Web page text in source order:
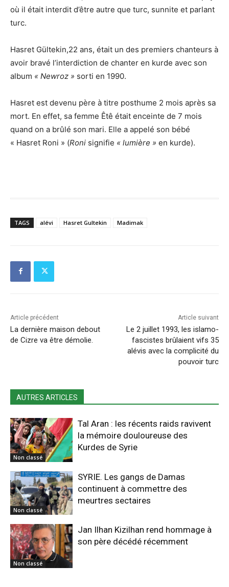
où il était interdit d’être autre que turc, sunnite et parlant
turc.
Hasret Gültekin,22 ans, était un des premiers chanteurs à
avoir bravé l’interdiction de chanter en kurde avec son
album « Newroz » sorti en 1990.
Hasret est devenu père à titre posthume 2 mois après sa
mort. En effet, sa femme Êtê était enceinte de 7 mois
quand on a brûlé son mari. Elle a appelé son bébé
« Hasret Roni » (Roni signifie « lumière » en kurde).
TAGS alévi Hasret Gultekin Madimak
Article précédent
La dernière maison debout
de Cizre va être démolie.
Article suivant
Le 2 juillet 1993, les islamo-
fascistes brûlaient vifs 35
alévis avec la complicité du
pouvoir turc
AUTRES ARTICLES
Non classé
Tal Aran : les récents raids ravivent
la mémoire douloureuse des
Kurdes de Syrie
Non classé
SYRIE. Les gangs de Damas
continuent à commettre des
meurtres sectaires
Non classé
Jan Ilhan Kizilhan rend hommage à
son père décédé récemment